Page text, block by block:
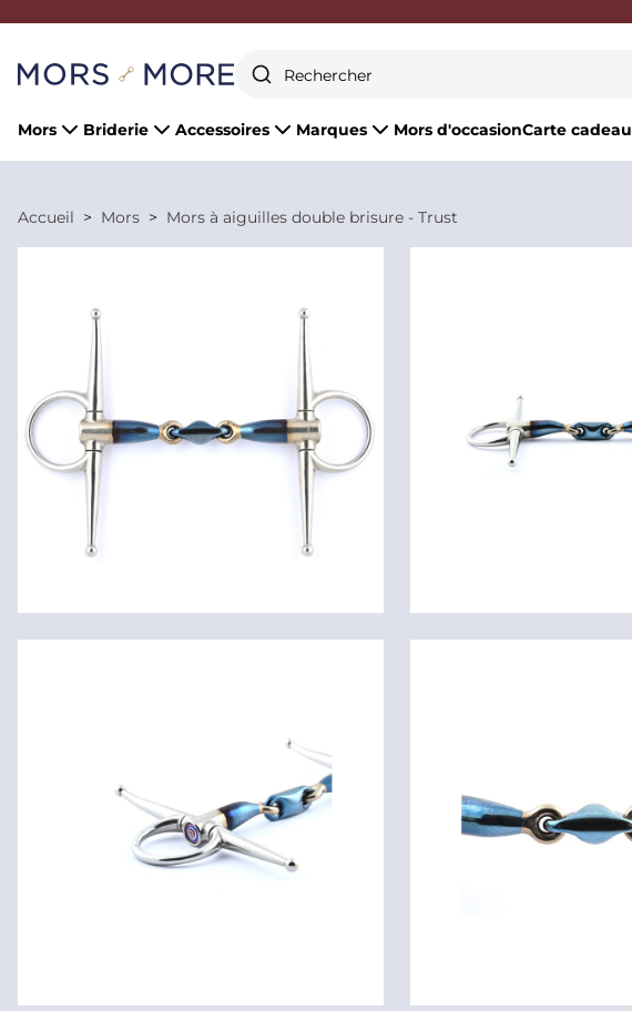
Mors Briderie Accessoires Marques Mors d'occasionCarte cadeau
Accueil Mors Mors à aiguilles double brisure - Trust